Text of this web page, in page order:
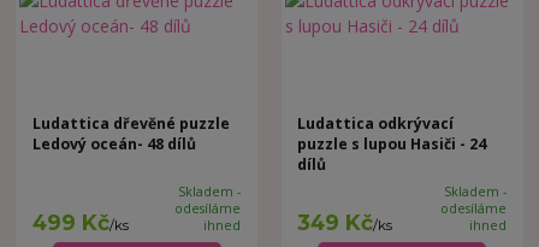
Ludattica dřevěné puzzle
Ledový oceán- 48 dílů
499 Kč/ks
Skladem -
odesíláme
ihned
Ludattica odkrývací
puzzle s lupou Hasiči - 24
dílů
349 Kč/ks
Skladem -
odesíláme
ihned